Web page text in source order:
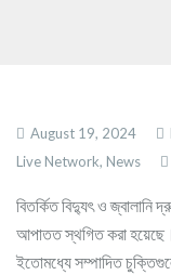
August 19, 2024
Live Network, News
বিতর্কিত বিদ্যুৎ ও জ্বালানি
আপাতত স্থগিত করা হয়েছে।
ইতোমধ্যে সম্পাদিত